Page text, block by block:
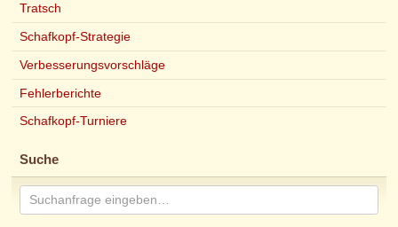
Tratsch
Schafkopf-Strategie
Verbesserungsvorschläge
Fehlerberichte
Schafkopf-Turniere
Suche